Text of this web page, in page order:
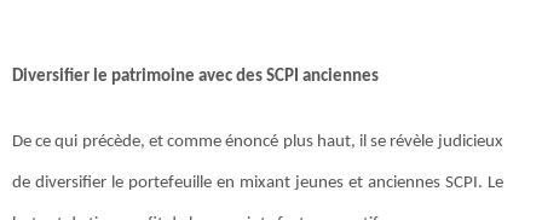
Diversifier le patrimoine avec des SCPI anciennes
De ce qui précède, et comme énoncé plus haut, il se révèle judicieux
de diversifier le portefeuille en mixant jeunes et anciennes SCPI. Le